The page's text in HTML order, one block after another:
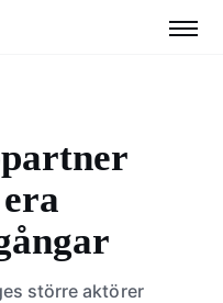
större aktörer